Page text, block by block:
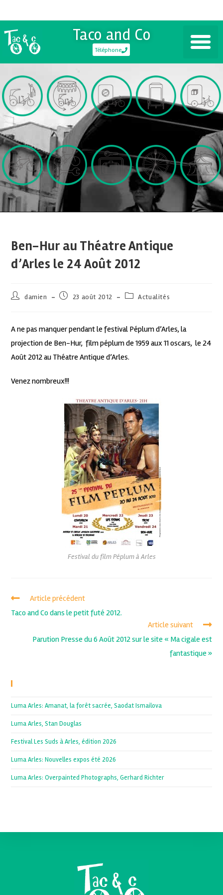
Taco and Co
Téléphone
Ben-Hur au Théatre Antique
d’Arles le 24 Août 2012
damien 23 août 2012 Actualités
A ne pas manquer pendant le festival Péplum d’Arles, la
projection de Ben-Hur, film péplum de 1959 aux 11 oscars, le 24
Août 2012 au Théatre Antique d’Arles.
Venez nombreux!!!
Festival du film Péplum à Arles
Article précédent
Taco and Co dans le petit futé 2012.
Article suivant
Parution Presse du 6 Août 2012 sur le site « Ma cigale est
fantastique »
Luma Arles: Amanat, la forêt sacrée, Saodat Ismailova
Luma Arles, Stan Douglas
Festival Les Suds à Arles, édition 2026
Luma Arles: Nouvelles expos été 2026
Luma Arles: Overpainted Photographs, Gerhard Richter